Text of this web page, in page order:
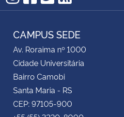
Instagram
Facebook
Twitter
RSS
CAMPUS SEDE
Av. Roraima nº 1000
Cidade Universitária
Bairro Camobi
Santa Maria - RS
CEP: 97105-900